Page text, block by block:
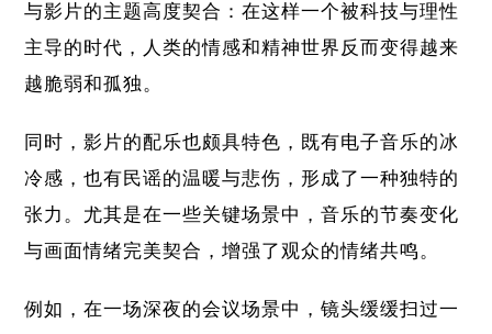
与影片的主题高度契合：在这样一个被科技与理性
主导的时代，人类的情感和精神世界反而变得越来
越脆弱和孤独。
同时，影片的配乐也颇具特色，既有电子音乐的冰
冷感，也有民谣的温暖与悲伤，形成了一种独特的
张力。尤其是在一些关键场景中，音乐的节奏变化
与画面情绪完美契合，增强了观众的情绪共鸣。
例如，在一场深夜的会议场景中，镜头缓缓扫过一